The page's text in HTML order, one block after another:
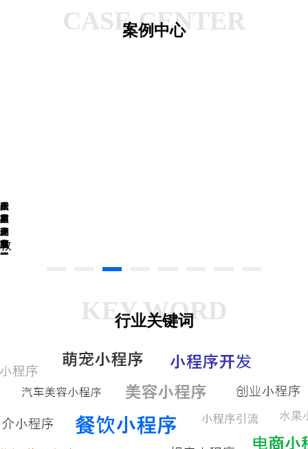
CASE CENTER
案例中心
星
盟
美
食
网
四
月
春
膳
网
敦
一
家
一
店
社
夜
星
球
太
岁
三
宝
产
品
溯
源
查
禾
苗
废
品
回
KEY WORD
行业关键词